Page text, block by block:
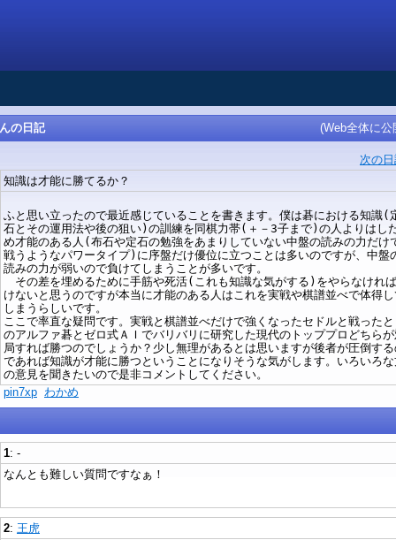
の日記 (Web全体に公
次の
知識は才能に勝てるか？
ふと思い立ったので最近感じていることを書きます。僕は碁における知識(
石とその運用法や後の狙い)の訓練を同棋力帯(＋－3子まで)の人よりはし
め才能のある人(布石や定石の勉強をあまりしていない中盤の読みの力だけ
戦うようなパワータイプ)に序盤だけ優位に立つことは多いのですが、中盤
読みの力が弱いので負けてしまうことが多いです。
その差を埋めるために手筋や死活(これも知識な気がする)をやらなけれ
けないと思うのですが本当に才能のある人はこれを実戦や棋譜並べで体得
しまうらしいです。
ここで率直な疑問です。実戦と棋譜並べだけで強くなったセドルと戦った
のアルファ碁とゼロ式ＡＩでバリバリに研究した現代のトッププロどちら
局すれば勝つのでしょうか？少し無理があるとは思いますが後者が圧倒す
であれば知識が才能に勝つということになりそうな気がします。いろいろ
の意見を聞きたいので是非コメントしてください。
pin7xp わかめ
1: -
なんとも難しい質問ですなぁ！
2: 王虎